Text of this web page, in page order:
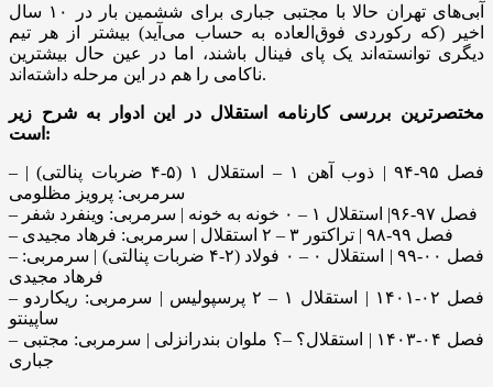
آبی‌های تهران حالا با مجتبی جباری برای ششمین بار در ۱۰ سال
اخیر (که رکوردی فوق‌العاده به حساب می‌آید) بیشتر از هر تیم
دیگری توانسته‌اند یک پای فینال باشند، اما در عین حال بیشترین
ناکامی را هم در این مرحله داشته‌اند.
مختصرترین بررسی کارنامه استقلال در این ادوار به شرح زیر
است:
– فصل ۹۵-۹۴ | ذوب آهن ۱ – استقلال ۱ (۵-۴ ضربات پنالتی) |
سرمربی: پرویز مظلومی
– فصل ۹۷-۹۶| استقلال ۱ – ۰ خونه به خونه | سرمربی: وینفرد شفر
– فصل ۹۹-۹۸ | تراکتور ۳ – ۲ استقلال | سرمربی: فرهاد مجیدی
– فصل ۰۰-۹۹ | استقلال ۰ – ۰ فولاد (۲-۴ ضربات پنالتی) | سرمربی:
فرهاد مجیدی
– فصل ۰۲-۱۴۰۱ | استقلال ۱ – ۲ پرسپولیس | سرمربی: ریکاردو
ساپینتو
– فصل ۰۴-۱۴۰۳ | استقلال؟ –؟ ملوان بندرانزلی | سرمربی: مجتبی
جباری